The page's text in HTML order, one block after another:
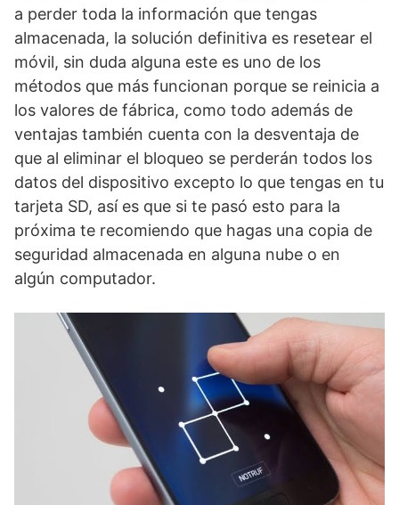
a perder toda la información que tengas
almacenada, la solución definitiva es resetear el
móvil, sin duda alguna este es uno de los
métodos que más funcionan porque se reinicia a
los valores de fábrica, como todo además de
ventajas también cuenta con la desventaja de
que al eliminar el bloqueo se perderán todos los
datos del dispositivo excepto lo que tengas en tu
tarjeta SD, así es que si te pasó esto para la
próxima te recomiendo que hagas una copia de
seguridad almacenada en alguna nube o en
algún computador.